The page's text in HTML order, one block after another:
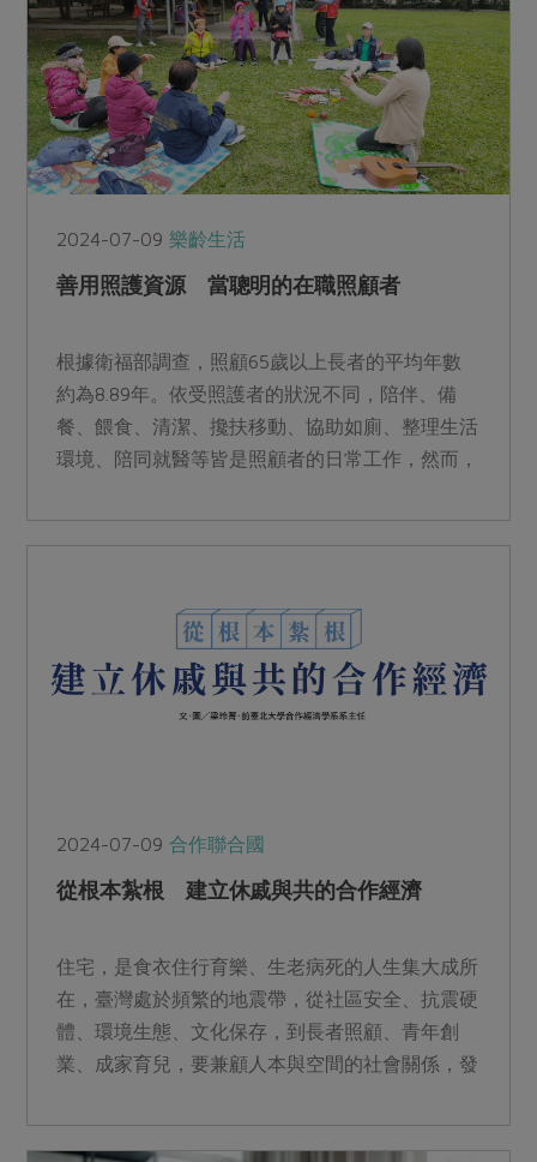
2024-07-09 樂齡生活
善用照護資源 當聰明的在職照顧者
根據衛福部調查，照顧65歲以上長者的平均年數
約為8.89年。依受照護者的狀況不同，陪伴、備
餐、餵食、清潔、攙扶移動、協助如廁、整理生活
環境、陪同就醫等皆是照顧者的日常工作，然而，
重視。
2024-07-09合作聯合國
從根本紮根 建立休戚與共的合作經濟
住宅，是食衣住行育樂、生老病死的人生集大成所
在，臺灣處於頻繁的地震帶，從社區安全、抗震硬
體、環境生態、文化保存，到長者照顧、青年創
業、成家育兒，要兼顧人本與空間的社會關係，發
理念能否協助國民「安居、樂業」的自主選擇呢？